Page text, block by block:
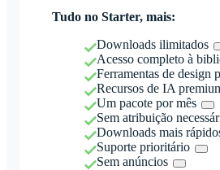
Tudo no Starter, mais:
Downloads ilimitados
Acesso completo à
Ferramentas de design
Recursos de IA
Um pacote por mês
Sem atribuição
Downloads mais
Suporte prioritário
Sem anúncios